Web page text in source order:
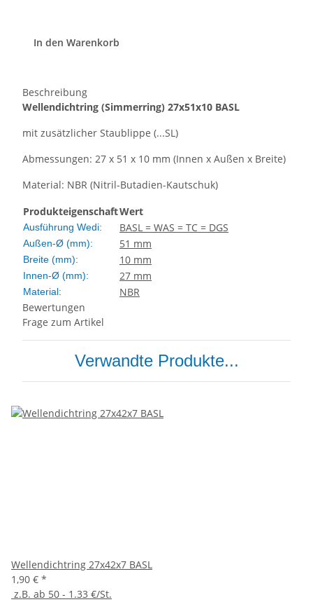
In den Warenkorb
Beschreibung
Wellendichtring (Simmerring) 27x51x10 BASL
mit zusätzlicher Staublippe (...SL)
Abmessungen: 27 x 51 x 10 mm (Innen x Außen x Breite)
Material: NBR (Nitril-Butadien-Kautschuk)
ProdukteigenschaftWert
Ausführung Wedi: BASL = WAS = TC = DGS
Außen-Ø (mm): 51 mm
Breite (mm): 10 mm
Innen-Ø (mm): 27 mm
Material:
NBR
Bewertungen
Frage zum Artikel
Verwandte Produkte...
Wellendichtring 27x42x7 BASL
1,90 € *
z.B. ab 50 - 1.33 €/St.